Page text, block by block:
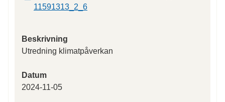
11591313_2_6
Beskrivning
Utredning klimatpåverkan
Datum
2024-11-05